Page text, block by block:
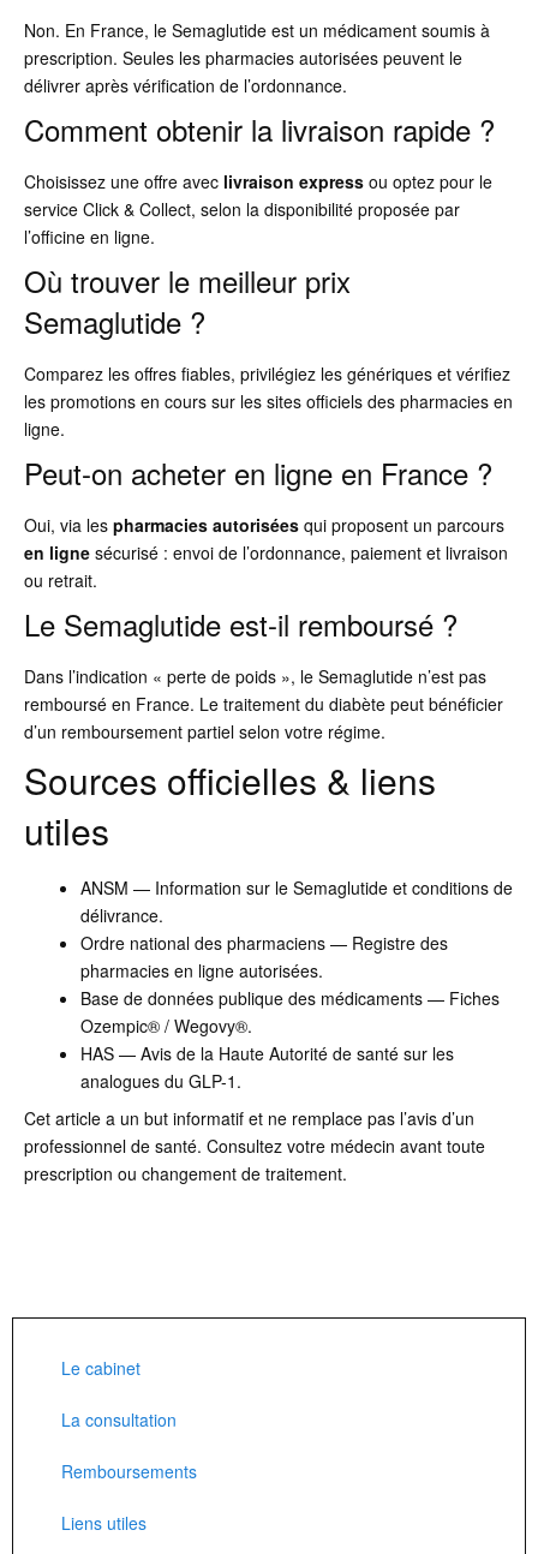
Non. En France, le Semaglutide est un médicament soumis à
prescription. Seules les pharmacies autorisées peuvent le
délivrer après vérification de l’ordonnance.
Comment obtenir la livraison rapide ?
Choisissez une offre avec livraison express ou optez pour le
service Click & Collect, selon la disponibilité proposée par
l’officine en ligne.
Où trouver le meilleur prix
Semaglutide ?
Comparez les offres fiables, privilégiez les génériques et vérifiez
les promotions en cours sur les sites officiels des pharmacies en
ligne.
Peut-on acheter en ligne en France ?
Oui, via les pharmacies autorisées qui proposent un parcours
en ligne sécurisé : envoi de l’ordonnance, paiement et livraison
ou retrait.
Le Semaglutide est-il remboursé ?
Dans l’indication « perte de poids », le Semaglutide n’est pas
remboursé en France. Le traitement du diabète peut bénéficier
d’un remboursement partiel selon votre régime.
Sources officielles & liens
utiles
ANSM — Information sur le Semaglutide et conditions de
délivrance.
Ordre national des pharmaciens — Registre des
pharmacies en ligne autorisées.
Base de données publique des médicaments — Fiches
Ozempic® / Wegovy®.
HAS — Avis de la Haute Autorité de santé sur les
analogues du GLP-1.
Cet article a un but informatif et ne remplace pas l’avis d’un
professionnel de santé. Consultez votre médecin avant toute
prescription ou changement de traitement.
Le cabinet
La consultation
Remboursements
Liens utiles